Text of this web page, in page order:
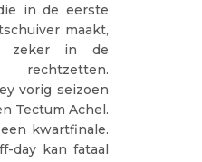
in de eerste
maakt,
zeker in de
rechtzetten.
vorig seizoen
Tectum Achel.
kwartfinale.
day kan fataal